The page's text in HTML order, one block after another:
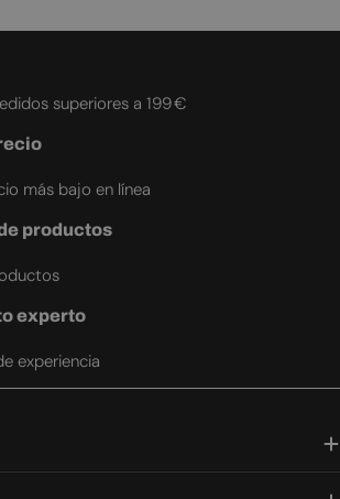
superiores a 199 €
más bajo en línea
productos
experto
experiencia